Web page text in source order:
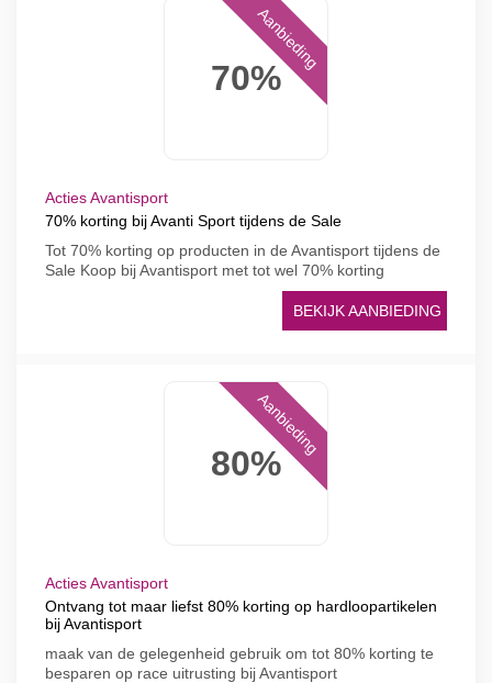
70%
Aanbieding
Acties Avantisport
70% korting bij Avanti Sport tijdens de Sale
Tot 70% korting op producten in de Avantisport tijdens de
Sale Koop bij Avantisport met tot wel 70% korting
BEKIJK AANBIEDING
80%
Aanbieding
Acties Avantisport
Ontvang tot maar liefst 80% korting op hardloopartikelen
bij Avantisport
maak van de gelegenheid gebruik om tot 80% korting te
besparen op race uitrusting bij Avantisport